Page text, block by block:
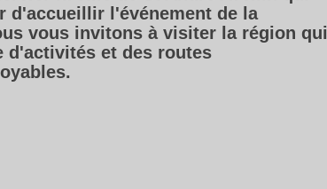
d'accueillir l'événement de la
vous invitons à visiter la région qui
d'activités et des routes